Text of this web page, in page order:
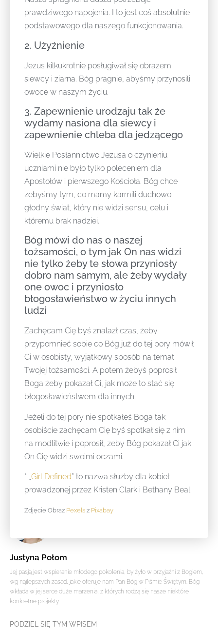
Justyna Połom
Jej pasją jest wspieranie młodego pokolenia, by żyło w przyjaźni z Bogiem,
wg najlepszych zasad, jakie oferuje nam Pan Bóg w Piśmie Świętym. Bóg
wkłada w jej serce duże marzenia, z których rodzą się nasze niektóre
konkretne projekty.
PODZIEL SIĘ TYM WPISEM
prawdziwego napojenia. I to jest coś absolutnie
podstawowego dla naszego funkcjonowania.
2. Użyźnienie
Jezus kilkukrotnie posługiwał się obrazem
siewcy i ziarna. Bóg pragnie, abyśmy przynosili
owoce w naszym życiu.
3. Zapewnienie urodzaju tak że
wydamy nasiona dla siewcy i
zapewnienie chleba dla jedzącego
Wielkie Posłannictwo Jezusa o czynieniu
uczniami nie było tylko poleceniem dla
Apostołów i pierwszego Kościoła. Bóg chce
żebyśmy tym, co mamy karmili duchowo
głodny świat, który nie widzi sensu, celu i
któremu brak nadziei.
Bóg mówi do nas o naszej
tożsamości, o tym jak On nas widzi
nie tylko żeby te słowa przyniosły
dobro nam samym, ale żeby wydały
one owoc i przyniosło
błogosławieństwo w życiu innych
ludzi
Zachęcam Cię byś znalazł czas, żeby
przypomnieć sobie co Bóg już do tej pory mówił
Ci w osobisty, wyjątkowy sposób na temat
Twojej tożsamości. A potem żebyś poprosił
Boga żeby pokazał Ci, jak może to stać się
błogosławieństwem dla innych.
Jeżeli do tej pory nie spotkałeś Boga tak
osobiście zachęcam Cię byś spotkał się z nim
na modlitwie i poprosił, żeby Bóg pokazał Ci jak
On Cię widzi swoimi oczami.
* „Girl Defined” to nazwa służby dla kobiet
prowadzonej przez Kristen Clark i Bethany Beal.
Zdjęcie Obraz Pexels z Pixabay